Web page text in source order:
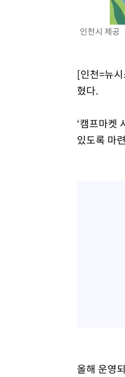
인천시 제공
[인천=뉴
혔다.
‘캠프마켓
있도록 마
올해 운영